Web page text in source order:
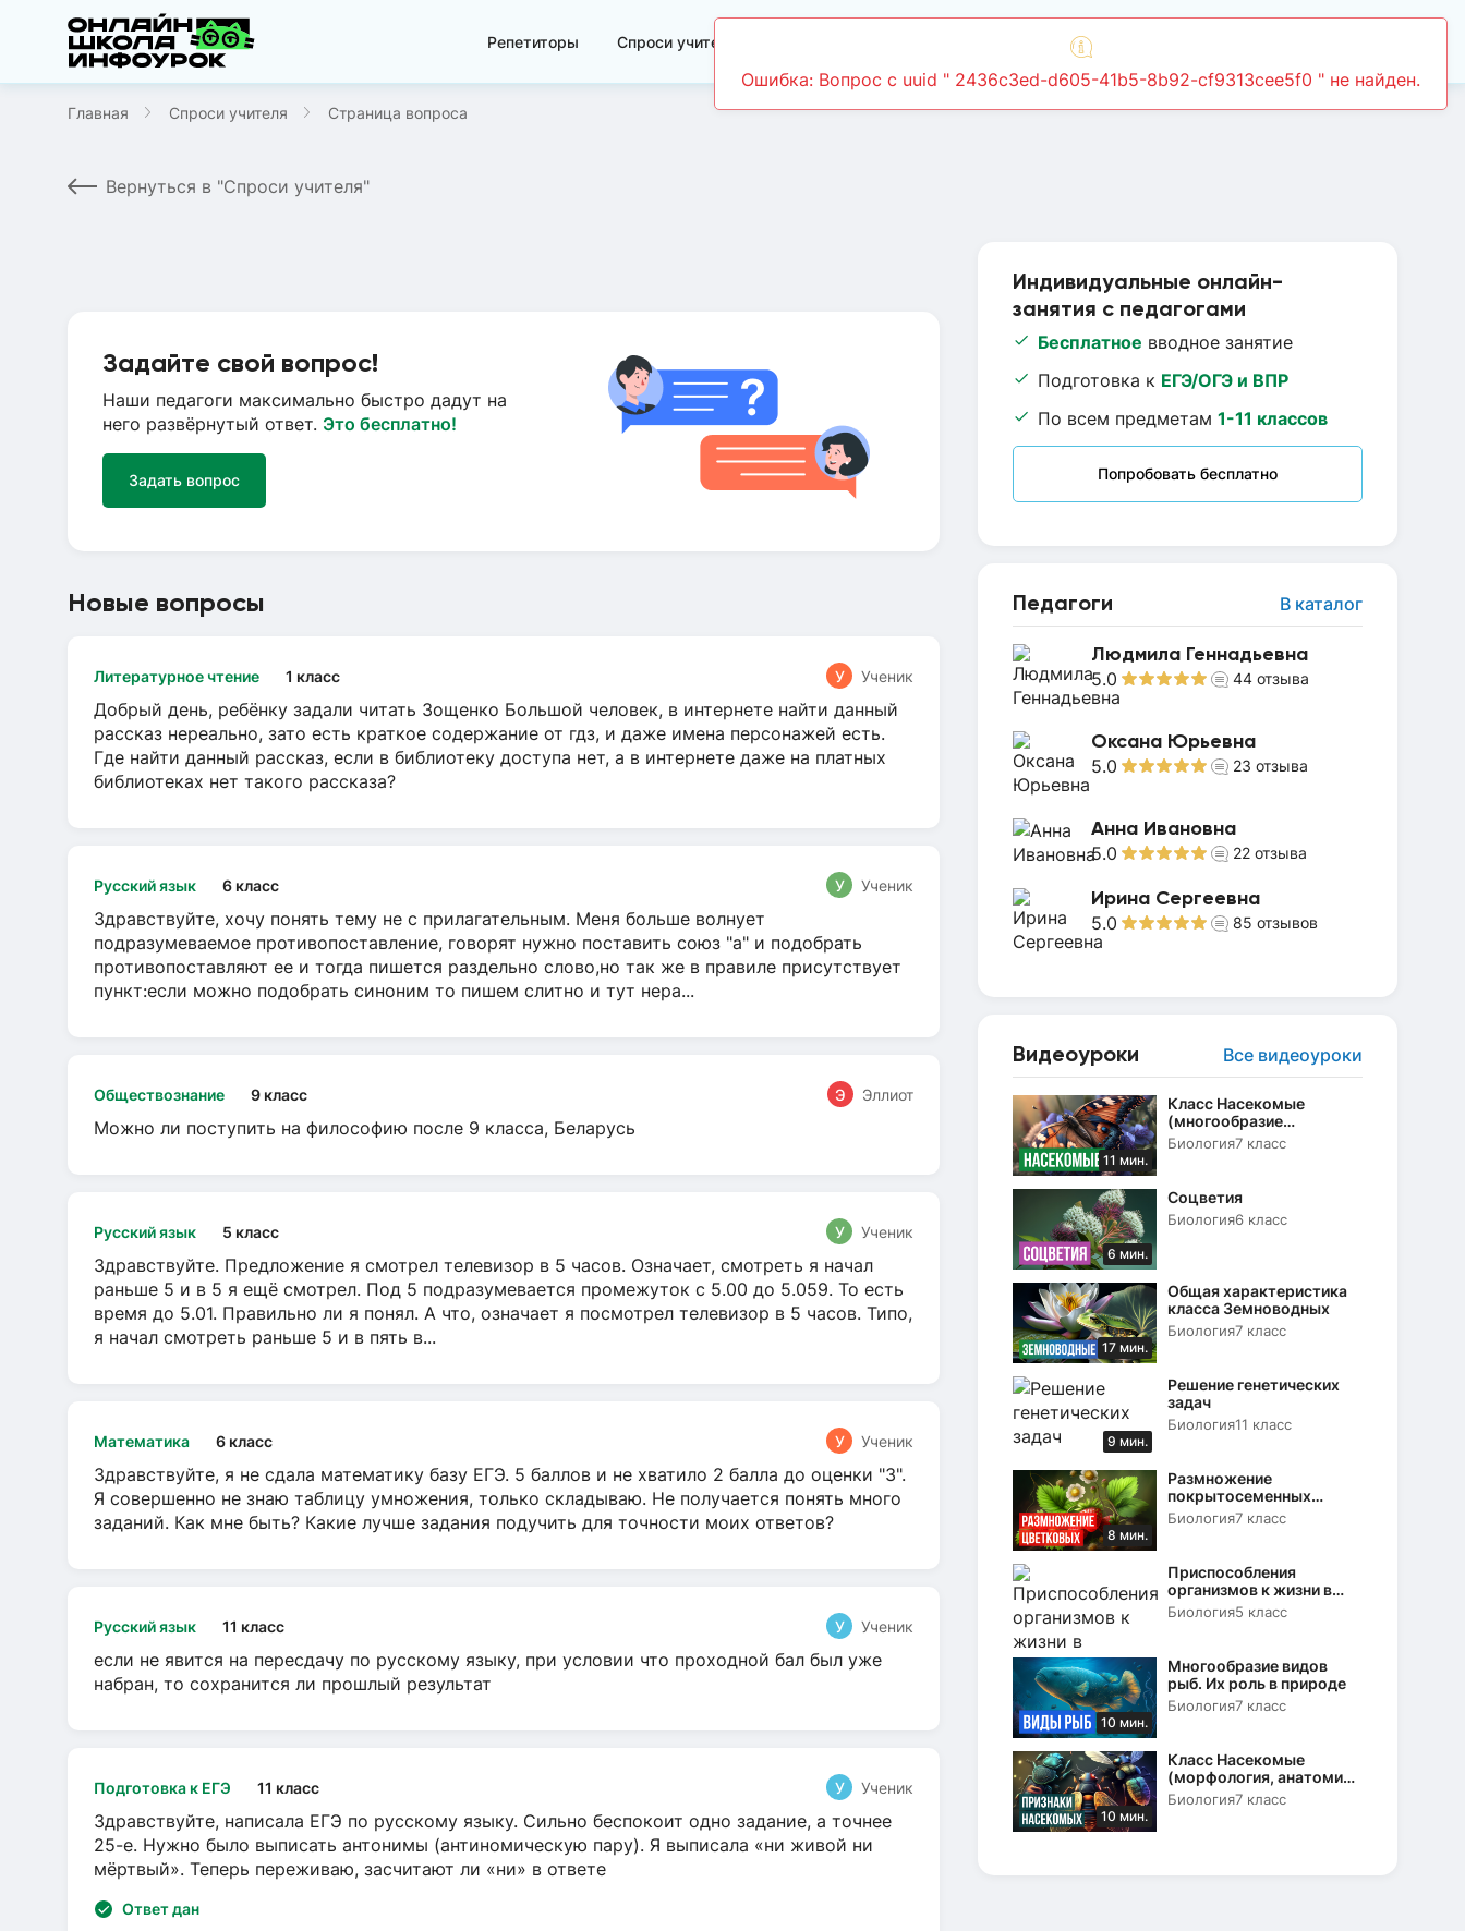
Репетиторы Спроси учителя
Ошибка: Вопрос c uuid " 2436c3ed-d605-41b5-8b92-cf9313cee5f0 " не найден.
Главная Спроси учителя Страница вопроса
Вернуться в "Спроси учителя"
Индивидуальные онлайн-
занятия с педагогами
Бесплатное вводное занятие
Подготовка к ЕГЭ/ОГЭ и ВПР
По всем предметам 1-11 классов
Попробовать бесплатно
Педагоги В каталог
Людмила Геннадьевна
5.0 44 отзыва
Оксана Юрьевна
5.0 23 отзыва
Анна Ивановна
5.0 22 отзыва
Ирина Сергеевна
5.0 85 отзывов
Видеоуроки Все видеоуроки
11 мин.
Класс Насекомые
(многообразие
насекомых, их роль в
Биология7 класс
6 мин.
Соцветия
Биология6 класс
17 мин.
Общая характеристика
класса Земноводных
Биология7 класс
9 мин.
Решение генетических
задач
Биология11 класс
8 мин.
Размножение
покрытосеменных
растений. Вегетативное и
Биология7 класс
Приспособления
организмов к жизни в
природе
Биология5 класс
10 мин.
Многообразие видов
рыб. Их роль в природе
Биология7 класс
10 мин.
Класс Насекомые
(морфология, анатомия
и физиология)
Биология7 класс
Задайте свой вопрос!
Наши педагоги максимально быстро дадут на
него развёрнутый ответ. Это бесплатно!
Задать вопрос
Новые вопросы
Литературное чтение 1 класс У Ученик
Добрый день, ребёнку задали читать Зощенко Большой человек, в интернете найти данный
рассказ нереально, зато есть краткое содержание от гдз, и даже имена персонажей есть.
Где найти данный рассказ, если в библиотеку доступа нет, а в интернете даже на платных
библиотеках нет такого рассказа?
Русский язык 6 класс У Ученик
Здравствуйте, хочу понять тему не с прилагательным. Меня больше волнует
подразумеваемое противопоставление, говорят нужно поставить союз "а" и подобрать
противопоставляют ее и тогда пишется раздельно слово,но так же в правиле присутствует
пункт:если можно подобрать синоним то пишем слитно и тут нера...
Обществознание 9 класс Э Эллиот
Можно ли поступить на философию после 9 класса, Беларусь
Русский язык 5 класс У Ученик
Здравствуйте. Предложение я смотрел телевизор в 5 часов. Означает, смотреть я начал
раньше 5 и в 5 я ещё смотрел. Под 5 подразумевается промежуток с 5.00 до 5.059. То есть
время до 5.01. Правильно ли я понял. А что, означает я посмотрел телевизор в 5 часов. Типо,
я начал смотреть раньше 5 и в пять в...
Математика 6 класс У Ученик
Здравствуйте, я не сдала математику базу ЕГЭ. 5 баллов и не хватило 2 балла до оценки "3".
Я совершенно не знаю таблицу умножения, только складываю. Не получается понять много
заданий. Как мне быть? Какие лучше задания подучить для точности моих ответов?
Русский язык 11 класс У Ученик
если не явится на пересдачу по русскому языку, при условии что проходной бал был уже
набран, то сохранится ли прошлый результат
Подготовка к ЕГЭ 11 класс У Ученик
Здравствуйте, написала ЕГЭ по русскому языку. Сильно беспокоит одно задание, а точнее
25-е. Нужно было выписать антонимы (антиномическую пару). Я выписала «ни живой ни
мёртвый». Теперь переживаю, засчитают ли «ни» в ответе
Ответ дан